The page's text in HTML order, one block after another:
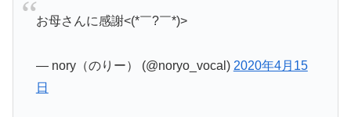
お母さんに感謝<(*￣?￣*)>
— nory（のりー） (@noryo_vocal) 2020年4月15
日